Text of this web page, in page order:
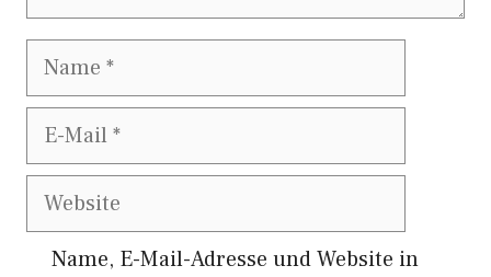
Name
E-
Website
Name, E-Mail-Adresse und Website in